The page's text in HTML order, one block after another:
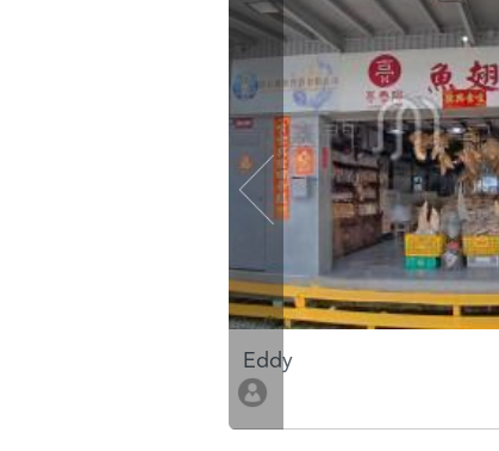
Eddy